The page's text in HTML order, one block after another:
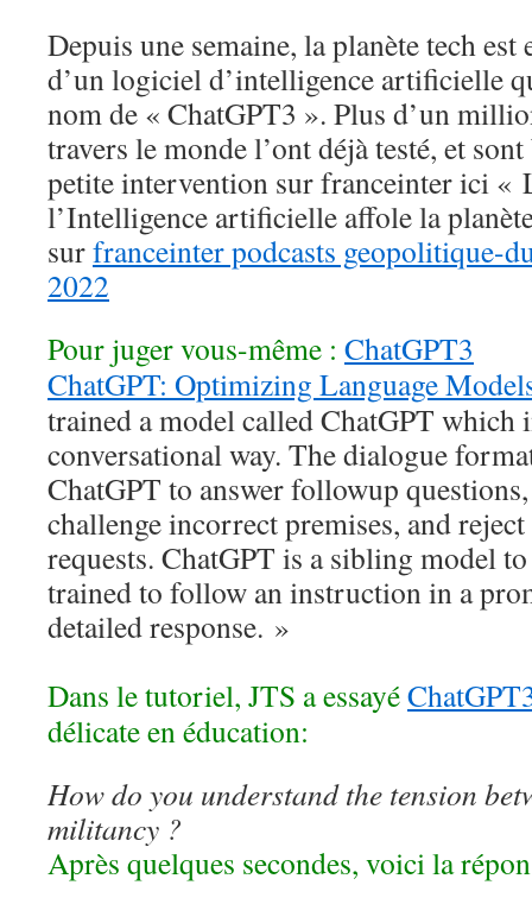
Depuis une semaine, la planète tech
d’un logiciel d’intelligence artificielle
nom de « ChatGPT3 ». Plus d’un
travers le monde l’ont déjà testé, et
petite intervention sur franceinter ici «
l’Intelligence artificielle affole la
surfranceinter podcasts geopolitique-
2022
Pour juger vous-même : ChatGPT3
ChatGPT: Optimizing Language
trained a model called ChatGPT which
conversational way. The dialogue
ChatGPT to answer followup
challenge incorrect premises, and
requests. ChatGPT is a sibling model
trained to follow an instruction in a
detailed response. »
Dans le tutoriel, JTS a essayé
délicate en éducation:
How do you understand the tension
militancy ?
Après quelques secondes, voici la